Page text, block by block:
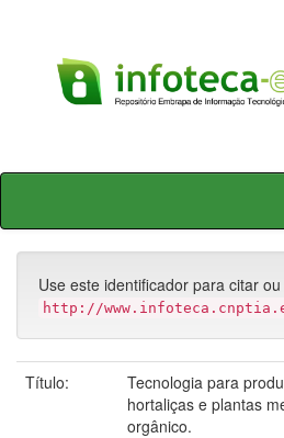
Skip
Use este identificador para citar
http://
Título:
Tecnologia para
hortaliças e plantas
orgânico.